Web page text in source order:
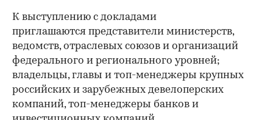
К выступлению с докладами
приглашаются представители министерств,
ведомств, отраслевых союзов и организаций
федерального и регионального уровней;
владельцы, главы и топ-менеджеры крупных
российских и зарубежных девелоперских
компаний, топ-менеджеры банков и